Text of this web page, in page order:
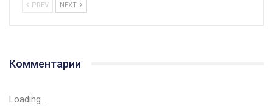
PREV NEXT
Комментарии
Loading...
5/17/2020
навіть коли ми у різних містах та не можемо зустрінеться, ми
423 Просмотров